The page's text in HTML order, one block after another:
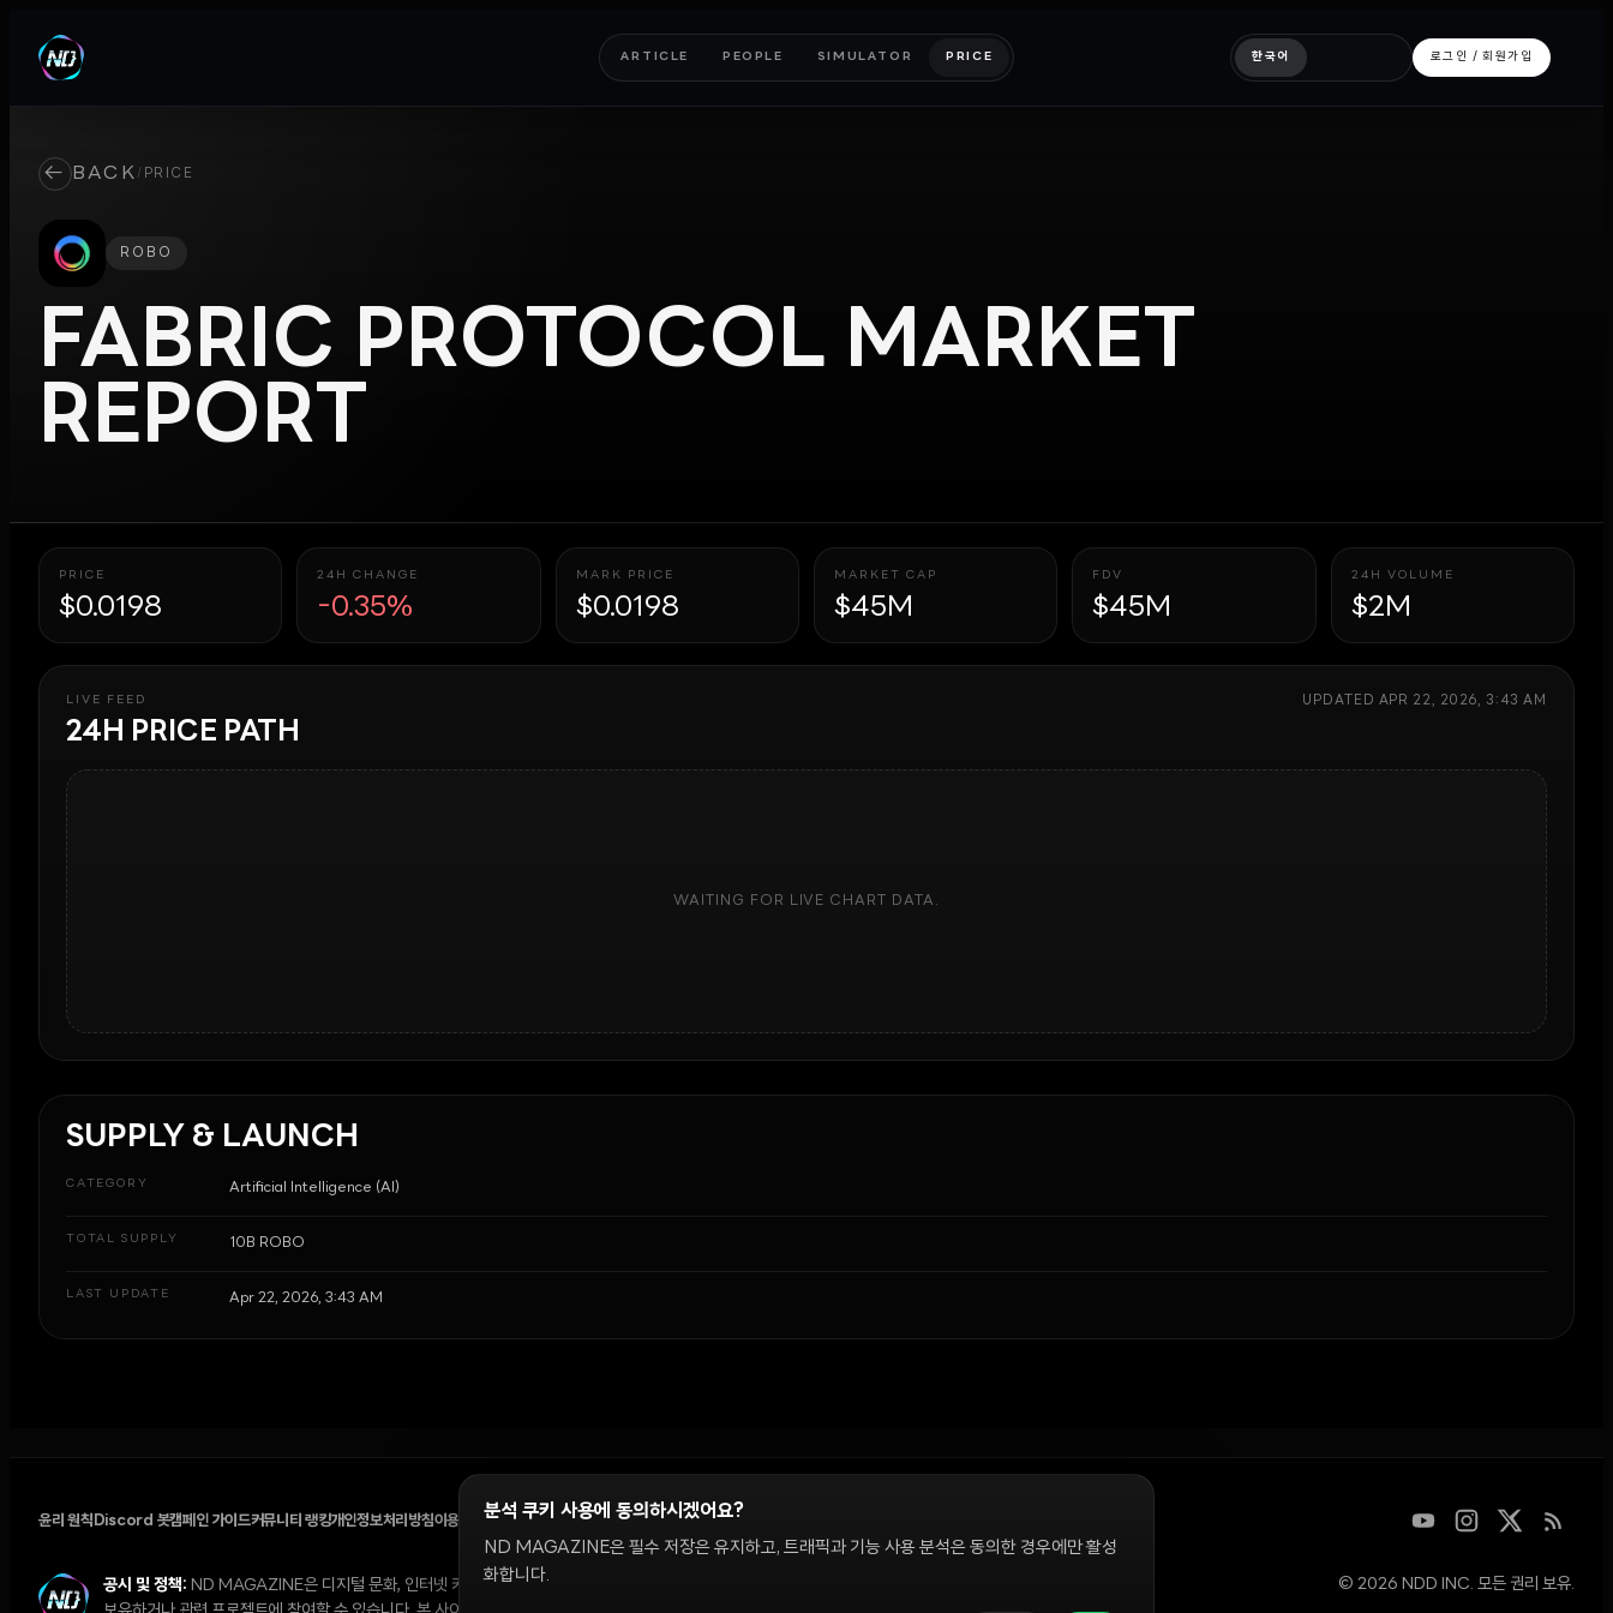
ARTICLE PEOPLE SIMULATOR PRICE 한국어 로그인 / 회원가입
← BACK / PRICE
ROBO
FABRIC PROTOCOL MARKET
REPORT
PRICE
$0.0198
24H CHANGE
-0.35%
MARK PRICE
$0.0198
MARKET CAP
$45M
FDV
$45M
24H VOLUME
$2M
LIVE FEED
24H PRICE PATH
UPDATED APR 22, 2026, 3:43 AM
WAITING FOR LIVE CHART DATA.
SUPPLY & LAUNCH
CATEGORY Artificial Intelligence (AI)
TOTAL SUPPLY 10B ROBO
LAST UPDATE Apr 22, 2026, 3:43 AM
윤리 원칙 Discord 봇캠페인 가이드커뮤니티 랭킹개인정보처리방침이용약관 쿠키 설정
공시 및 정책: ND MAGAZINE은 디지털 문화, 인터넷 커뮤니티, 온체인 시장을 다룹니다. 편집팀은 독립적으로 운영되며, 필진은 이 사이트에서 다루는 디지털 자산을
© 2026 NDD INC. 모든 권리 보유.
분석 쿠키 사용에 동의하시겠어요?
ND MAGAZINE은 필수 저장은 유지하고, 트래픽과 기능 사용 분석은 동의한 경우에만 활성
화합니다.